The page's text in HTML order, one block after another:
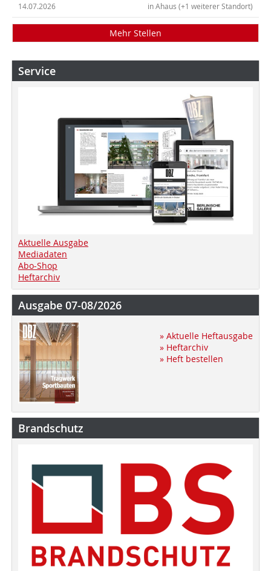
in Ahaus (+1 weiterer Standort)
14.07.2026
Mehr Stellen
Service
Aktuelle Ausgabe
Mediadaten
Abo-Shop
Heftarchiv
Ausgabe 07-08/2026
» Aktuelle Heftausgabe
» Heftarchiv
» Heft bestellen
Brandschutz